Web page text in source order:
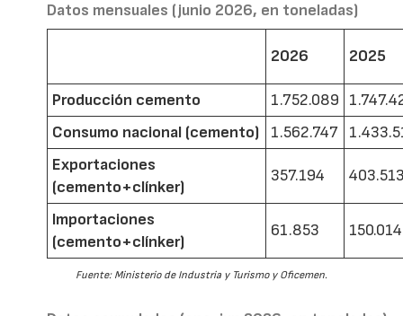
Datos mensuales (junio 2026, en toneladas)
2026 2025
Producción cemento 1.752.089
Consumo nacional (cemento)
1.562.747
Exportaciones
(cemento+clínker)
357.194
Importaciones
(cemento+clínker)
61.853 150.014
Fuente: Ministerio de Industria y Turismo y Oficemen.